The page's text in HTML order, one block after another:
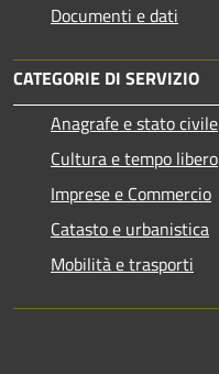
Documenti e dati
CATEGORIE DI SERVIZIO
Anagrafe e stato civile
Cultura e tempo libero
Imprese e Commercio
Catasto e urbanistica
Mobilità e trasporti